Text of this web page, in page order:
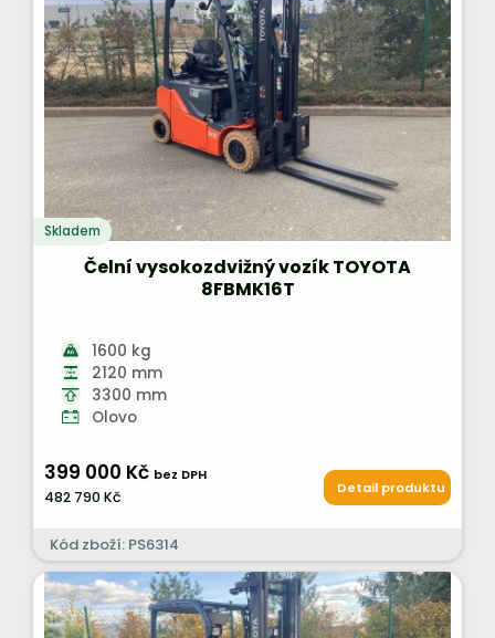
Skladem
Čelní vysokozdvižný vozík TOYOTA
8FBMK16T
1600 kg
2120 mm
3300 mm
Olovo
399 000 Kč bez DPH
482 790 Kč Detail produktu
Kód zboží: PS6314